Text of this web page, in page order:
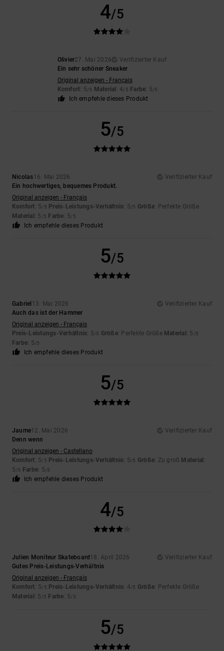
4/5
Olivier27. Mai 2026
Verifizierter Kauf
Ein sehr schöner Sneaker
Original anzeigen - Français
Komfort: 5/5 Material : 4/5 Farbe: 5/5
Ich empfehle dieses Produkt
5/5
Nicolas16. Mai 2026
Verifizierter Kauf
Ein hochwertiges, bequemes Produkt.
Original anzeigen - Français
Komfort: 5/5 Preis-Leistungs-Verhältnis: 5/5 Größe: Perfekte Größe
Material : 5 /5 Farbe: 5/5
Ich empfehle dieses Produkt
5/5
Gabriel 13. Mai 2026
Verifizierter Kauf
Auch das ist der Hammer
Original anzeigen - Français
Preis-Leistungs-Verhältnis: 5/5 Größe: Perfekte Größe Material : 5 /5
Farbe: 5/5
Ich empfehle dieses Produkt
5/5
Jaume12. Mai 2026
Verifizierter Kauf
Denn wenn
Original anzeigen - Castellano
Komfort: 5/5 Preis-Leistungs-Verhältnis: 5/5 Größe: Zu groß Material :
5/5 Farbe: 5/5
Ich empfehle dieses Produkt
4/5
Julien Moniteur Skateboard 18. April 2026
Verifizierter Kauf
Gutes Preis-Leistungs-Verhältnis
Original anzeigen - Français
Komfort: 5/5 Preis-Leistungs-Verhältnis: 4/5 Größe: Perfekte Größe
Material : 5 /5 Farbe: 5/5
5/5